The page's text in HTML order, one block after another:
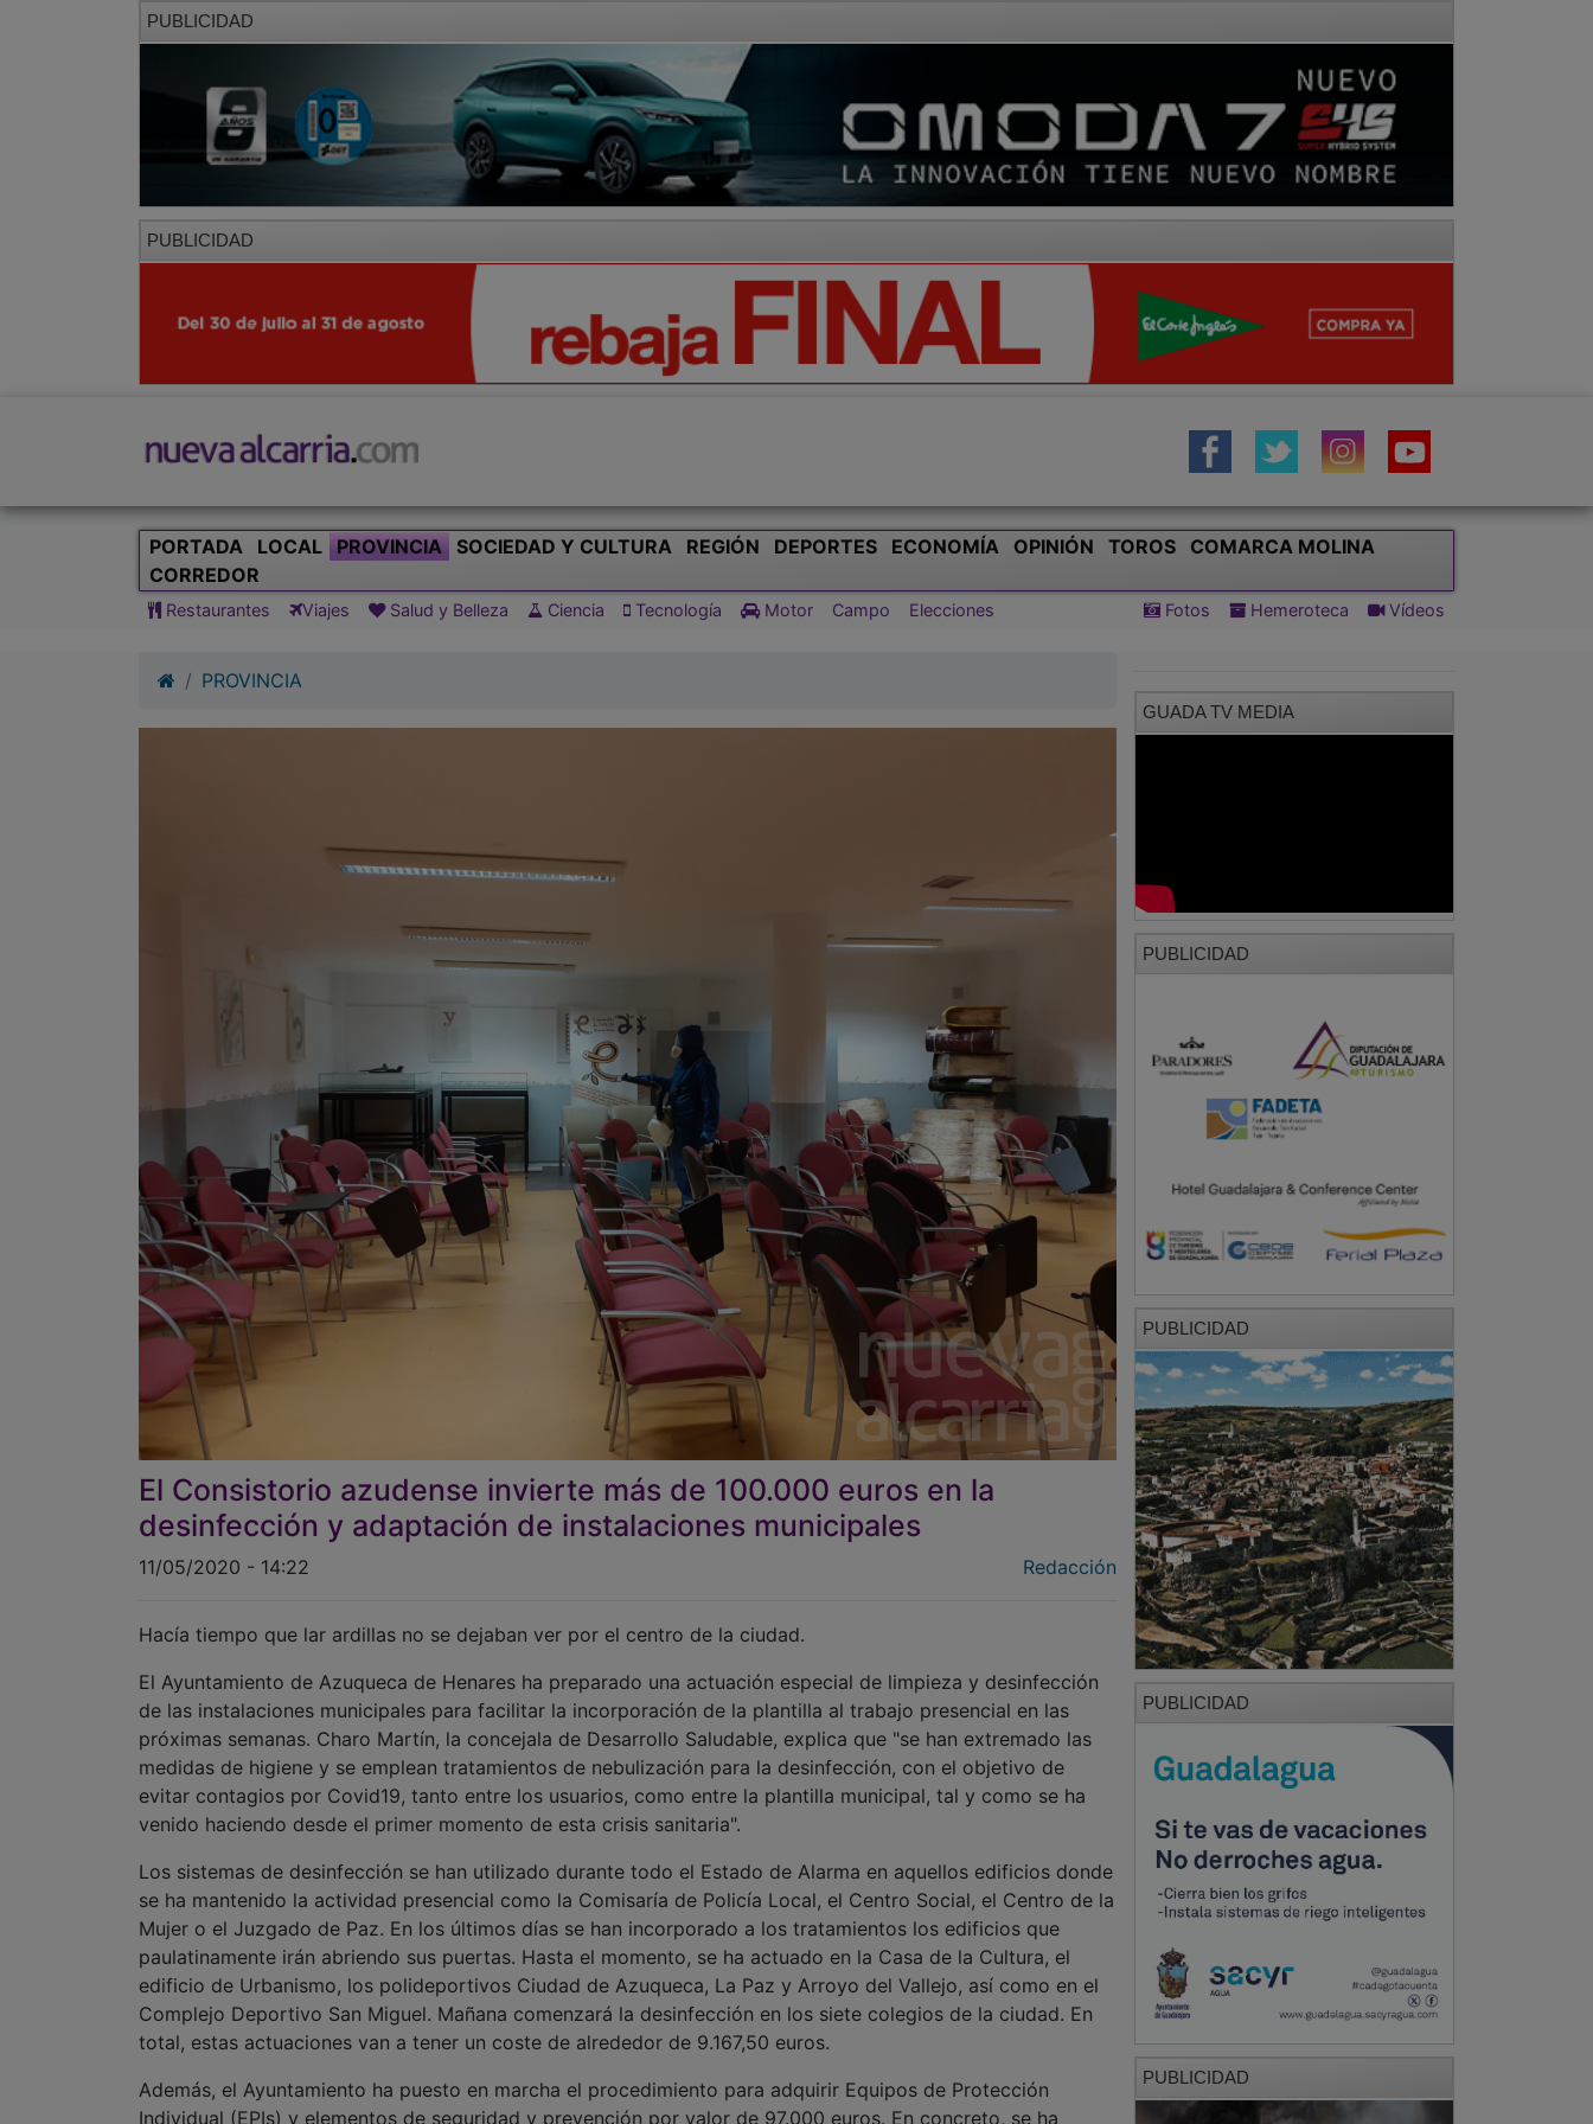
PUBLICIDAD
PUBLICIDAD
PORTADA LOCAL PROVINCIA SOCIEDAD Y CULTURA REGIÓN DEPORTES ECONOMÍA OPINIÓN TOROS
COMARCA MOLINA
CORREDOR
Restaurantes Viajes Salud y Belleza Ciencia Tecnología Motor Campo Elecciones Fotos Hemeroteca Vídeos
PROVINCIA
El Consistorio azudense invierte más de 100.000 euros en la
desinfección y adaptación de instalaciones municipales
11/05/2020 - 14:22 Redacción
Hacía tiempo que lar ardillas no se dejaban ver por el centro de la ciudad.
El Ayuntamiento de Azuqueca de Henares ha preparado una actuación especial de limpieza y desinfección
de las instalaciones municipales para facilitar la incorporación de la plantilla al trabajo presencial en las
próximas semanas. Charo Martín, la concejala de Desarrollo Saludable, explica que "se han extremado las
medidas de higiene y se emplean tratamientos de nebulización para la desinfección, con el objetivo de
evitar contagios por Covid19, tanto entre los usuarios, como entre la plantilla municipal, tal y como se ha
venido haciendo desde el primer momento de esta crisis sanitaria".
Los sistemas de desinfección se han utilizado durante todo el Estado de Alarma en aquellos edificios donde
se ha mantenido la actividad presencial como la Comisaría de Policía Local, el Centro Social, el Centro de la
Mujer o el Juzgado de Paz. En los últimos días se han incorporado a los tratamientos los edificios que
paulatinamente irán abriendo sus puertas. Hasta el momento, se ha actuado en la Casa de la Cultura, el
edificio de Urbanismo, los polideportivos Ciudad de Azuqueca, La Paz y Arroyo del Vallejo, así como en el
Complejo Deportivo San Miguel. Mañana comenzará la desinfección en los siete colegios de la ciudad. En
total, estas actuaciones van a tener un coste de alrededor de 9.167,50 euros.
Además, el Ayuntamiento ha puesto en marcha el procedimiento para adquirir Equipos de Protección
Individual (EPIs) y elementos de seguridad y prevención por valor de 97.000 euros. En concreto, se ha
GUADA TV MEDIA
PUBLICIDAD
PUBLICIDAD
PUBLICIDAD
PUBLICIDAD